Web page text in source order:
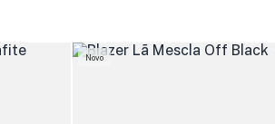
Novo